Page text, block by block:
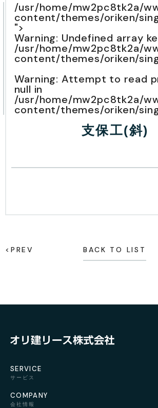
/usr/home/mw2pc8tk2a/
content/themes/oriken/
">
Warning: Undefined array
/usr/home/mw2pc8tk2a/
content/themes/oriken/
Warning: Attempt to read
null in
/usr/home/mw2pc8tk2a/
content/themes/oriken/
支保工(斜)
<PREV BACK TO LIST
SERVICE
サービス
COMPANY
会社情報